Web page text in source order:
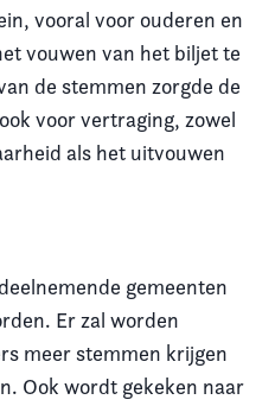
vooral voor ouderen en
vouwen van het biljet te
de stemmen zorgde de
voor vertraging, zowel
als het uitvouwen
gemeenten
Er zal worden
meer stemmen krijgen
Ook wordt gekeken naar